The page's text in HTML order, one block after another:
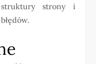
struktury strony i